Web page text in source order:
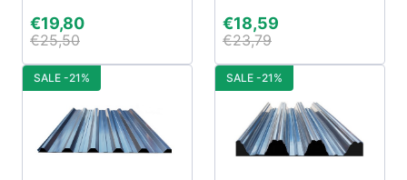
€19,80
€25,50
€18,59
€23,79
SALE -21% SALE -21%